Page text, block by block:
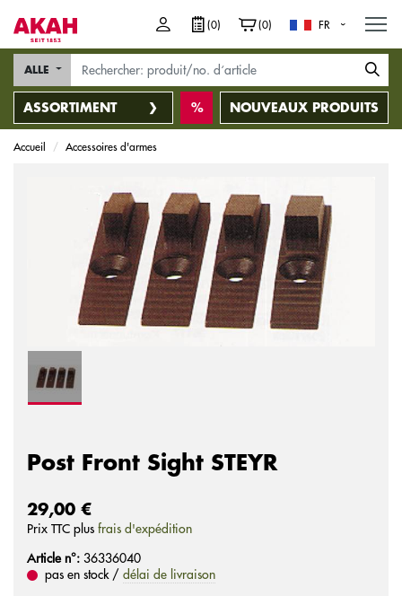
(0) (0) FR
ASSORTIMENT
ALLE
NOUVEAUX PRODUITS
Accueil Accessoires d'armes
Post Front Sight STEYR
29,00 €
Prix ​​TTC plus frais d'expédition
Article n°: 36336040
pas en stock / délai de livraison